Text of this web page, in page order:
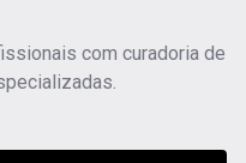
com curadoria de